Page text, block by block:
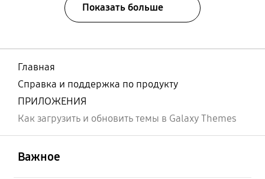
Показать больше
Главная
Справка и поддержка по продукту
ПРИЛОЖЕНИЯ
Как загрузить и обновить темы в Galaxy Themes
Важное